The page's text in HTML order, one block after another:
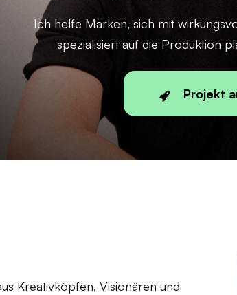
Ich helfe Marken, sich mit
spezialisiert auf die Produktion
Projekt
Kreativköpfen, Visionären und